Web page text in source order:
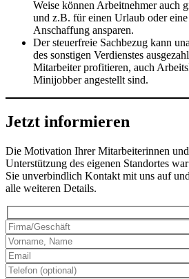
Weise können Arbeitnehmer auch
und z.B. für einen Urlaub oder
Anschaffung ansparen.
Der steuerfreie Sachbezug kann
des sonstigen Verdienstes
Mitarbeiter profitieren, auch
Minijobber angestellt sind.
Jetzt informieren
Die Motivation Ihrer Mitarbeiterinnen
Unterstützung des eigenen Standortes
Sie unverbindlich Kontakt mit uns auf
alle weiteren Details.